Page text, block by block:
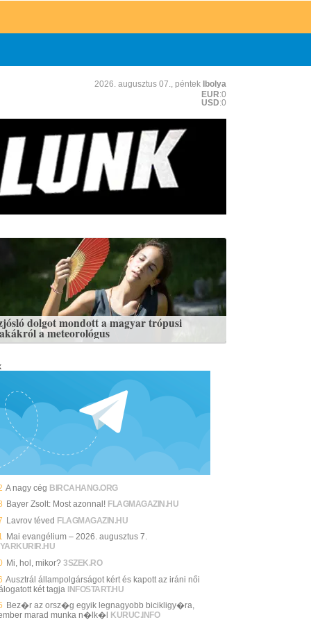
2026. augusztus 07., péntek Ibolya
EUR:0
USD:0
dolgot mondott a magyar trópusi
a meteorológus
A nagy cég BIRCAHANG.ORG
Bayer Zsolt: Most azonnal! FLAGMAGAZIN.HU
Lavrov téved FLAGMAGAZIN.HU
Mai evangélium – 2026. augusztus 7.
Mi, hol, mikor? 3SZEK.RO
Ausztrál állampolgárságot kért és kapott az iráni női
két tagja INFOSTART.HU
Bez�r az orsz�g egyik legnagyobb bicikligy�ra,
marad munka n�lk�l KURUC.INFO